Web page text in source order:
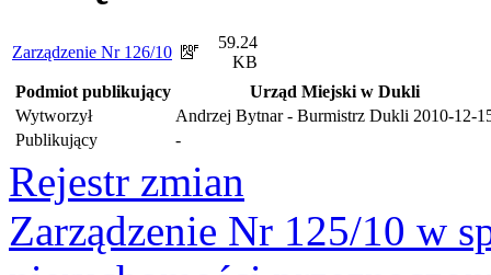
Zarządzenie Nr 126/10
59.24
KB
Podmiot publikujący
Urząd Miejski w Dukli
Wytworzył
Andrzej Bytnar - Burmistrz Dukli 2010-12-
Publikujący
-
Rejestr zmian
Zarządzenie Nr 125/10 w